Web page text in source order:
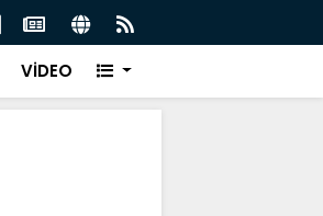
Coğrafi İşaret ve Markalaşma
VİDEO